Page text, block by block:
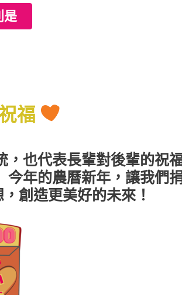
是
福
也代表長輩對後輩的祝
年的農曆新年，讓我們
創造更美好的未來！